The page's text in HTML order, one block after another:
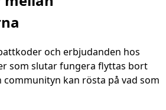
och erbjudanden hos
som slutar fungera flyttas bort
kan rösta på vad som